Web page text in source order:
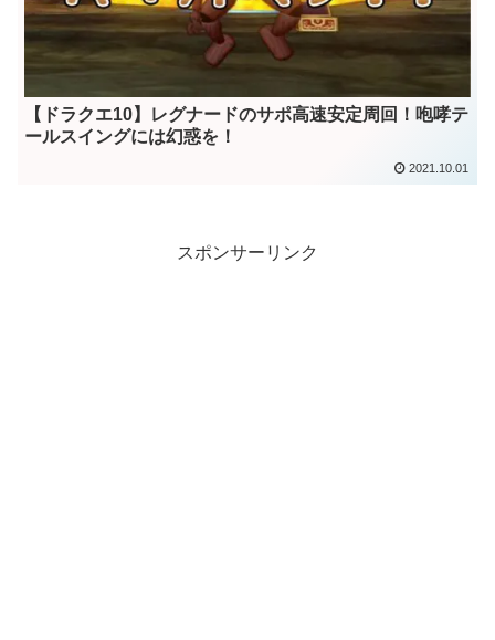
【ドラクエ10】レグナードのサポ高速安定周回！咆哮テ
ールスイングには幻惑を！
2021.10.01
スポンサーリンク